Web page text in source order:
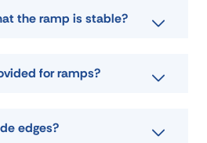
the ramp is stable?
for ramps?
edges?